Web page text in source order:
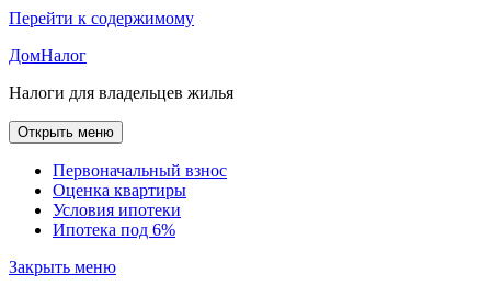
Перейти к содержимому
ДомНалог
Налоги для владельцев жилья
Открыть меню
Первоначальный взнос
Оценка квартиры
Условия ипотеки
Ипотека под 6%
Закрыть меню